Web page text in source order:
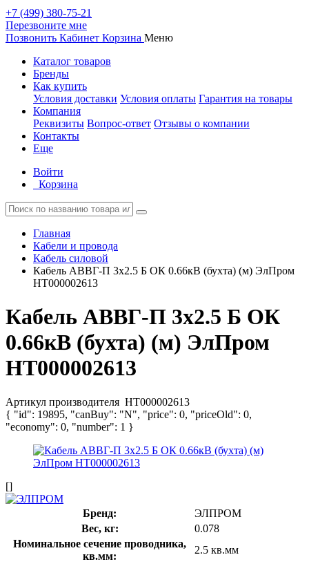
+7 (499) 380-75-21
Перезвоните мне
Позвонить Кабинет Корзина Меню
Каталог товаров
Бренды
Как купить
Условия доставки Условия оплаты Гарантия на товары
Компания
Реквизиты Вопрос-ответ Отзывы о компании
Контакты
Еще
Войти
Корзина
Главная
Кабели и провода
Кабель силовой
Кабель АВВГ-П 3х2.5 Б ОК 0.66кВ (бухта) (м) ЭлПром
НТ000002613
Кабель АВВГ-П 3х2.5 Б ОК
0.66кВ (бухта) (м) ЭлПром
НТ000002613
Артикул производителя НТ000002613
{ "id": 19895, "canBuy": "N", "price": 0, "priceOld": 0,
"economy": 0, "number": 1 }
[]
Бренд:
ЭЛПРОМ
Вес, кг:
0.078
Номинальное сечение проводника,
кв.мм:
2.5 кв.мм